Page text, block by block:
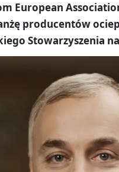
European
producentów
Stowarzyszenia